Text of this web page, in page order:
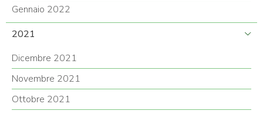
Gennaio 2022
2021
Dicembre 2021
Novembre 2021
Ottobre 2021